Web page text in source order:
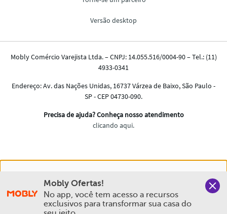
experiência na Mobly. Quando você navega no nosso site,
aceita esta condição
Mobly Ofertas!
No app, você tem acesso a recursos
exclusivos para transformar sua casa do